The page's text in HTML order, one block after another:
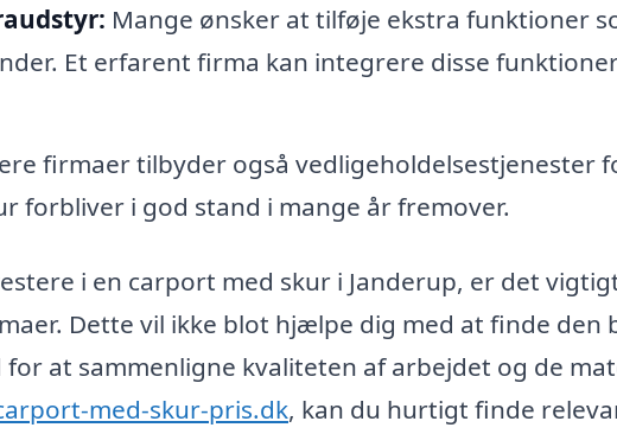
Mange ønsker at tilføje ekstra funktioner
Et erfarent firma kan integrere disse
firmaer tilbyder også vedligeholdelsestjenester
forbliver i god stand i mange år fremover.
i en carport med skur i Janderup, er det
Dette vil ikke blot hjælpe dig med at finde den
at sammenligne kvaliteten af arbejdet og de
med-skur-pris.dk, kan du hurtigt finde